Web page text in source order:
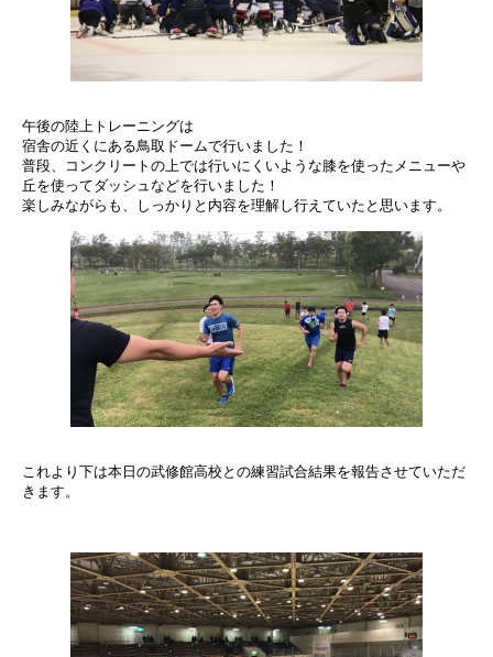
午後の陸上トレーニングは
宿舎の近くにある鳥取ドームで行いました！
普段、コンクリートの上では行いにくいような膝を使ったメニューや
丘を使ってダッシュなどを行いました！
楽しみながらも、しっかりと内容を理解し行えていたと思います。
これより下は本日の武修館高校との練習試合結果を報告させていただ
きます。